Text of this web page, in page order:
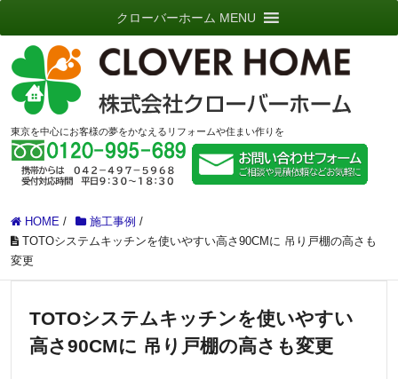
東京を中心にお客様の夢をかなえるリフォームや住まい作りを
クローバーホーム MENU
HOME / 施工事例 /
TOTOシステムキッチンを使いやすい高さ90CMに 吊り戸棚の高さも
変更
TOTOシステムキッチンを使いやすい
高さ90CMに 吊り戸棚の高さも変更